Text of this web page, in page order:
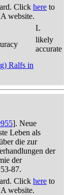
Click here to
website.
L
likely
accurate
Ralfs in
]. Neue
Leben als
die zur
der
der
87.
Click here to
website.